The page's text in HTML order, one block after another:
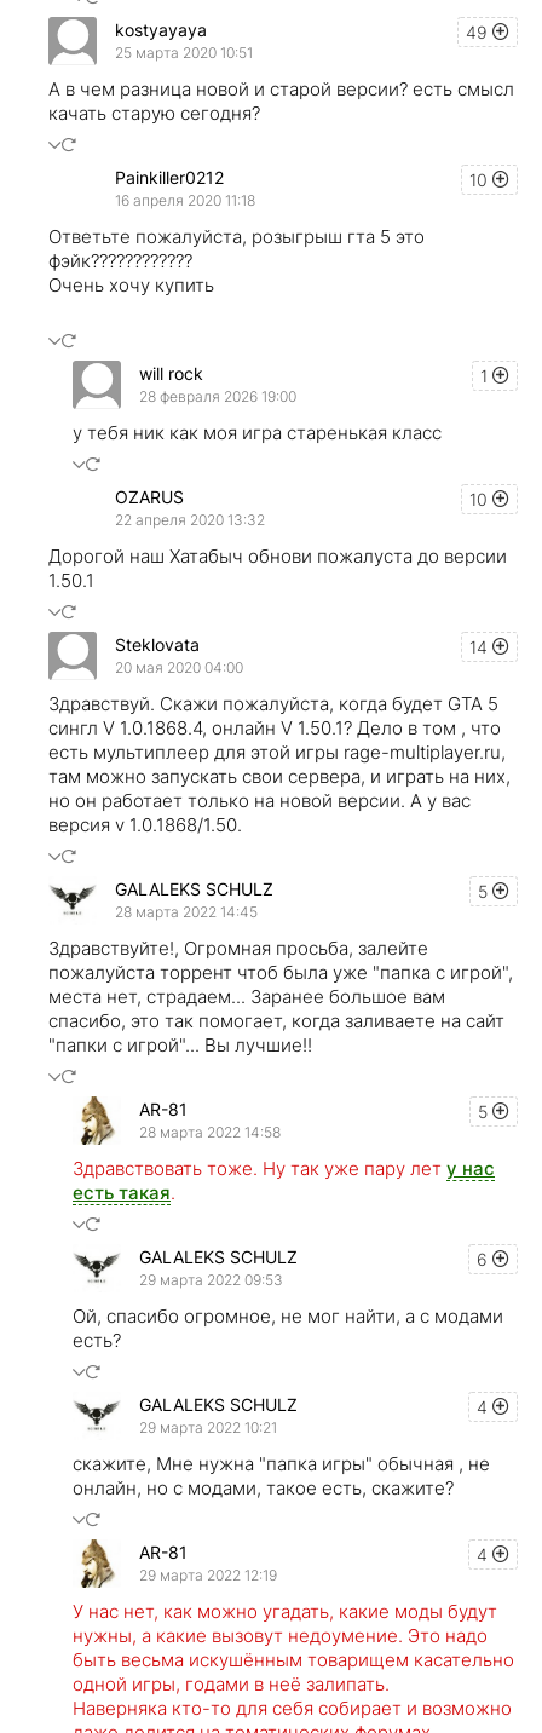
49
kostyayaya
25 марта 2020 10:51
А в чем разница новой и старой версии? есть смысл
качать старую сегодня?
10
Painkiller0212
16 апреля 2020 11:18
Ответьте пожалуйста, розыгрыш гта 5 это
фэйк????????????
Очень хочу купить
1
will rock
28 февраля 2026 19:00
у тебя ник как моя игра старенькая класс
10
OZARUS
22 апреля 2020 13:32
Дорогой наш Хатабыч обнови пожалуста до версии
1.50.1
14
Steklovata
20 мая 2020 04:00
Здравствуй. Скажи пожалуйста, когда будет GTA 5
сингл V 1.0.1868.4, онлайн V 1.50.1? Дело в том , что
есть мультиплеер для этой игры rage-multiplayer.ru,
там можно запускать свои сервера, и играть на них,
но он работает только на новой версии. А у вас
версия v 1.0.1868/1.50.
5
GALALEKS SCHULZ
28 марта 2022 14:45
Здравствуйте!, Огромная просьба, залейте
пожалуйста торрент чтоб была уже "папка с игрой",
места нет, страдаем... Заранее большое вам
спасибо, это так помогает, когда заливаете на сайт
"папки с игрой"... Вы лучшие!!
5
AR-81
28 марта 2022 14:58
Здравствовать тоже. Ну так уже пару лет у нас
есть такая.
6
GALALEKS SCHULZ
29 марта 2022 09:53
Ой, спасибо огромное, не мог найти, а с модами
есть?
4
GALALEKS SCHULZ
29 марта 2022 10:21
скажите, Мне нужна "папка игры" обычная , не
онлайн, но с модами, такое есть, скажите?
4
AR-81
29 марта 2022 12:19
У нас нет, как можно угадать, какие моды будут
нужны, а какие вызовут недоумение. Это надо
быть весьма искушённым товарищем касательно
одной игры, годами в неё залипать.
Наверняка кто-то для себя собирает и возможно